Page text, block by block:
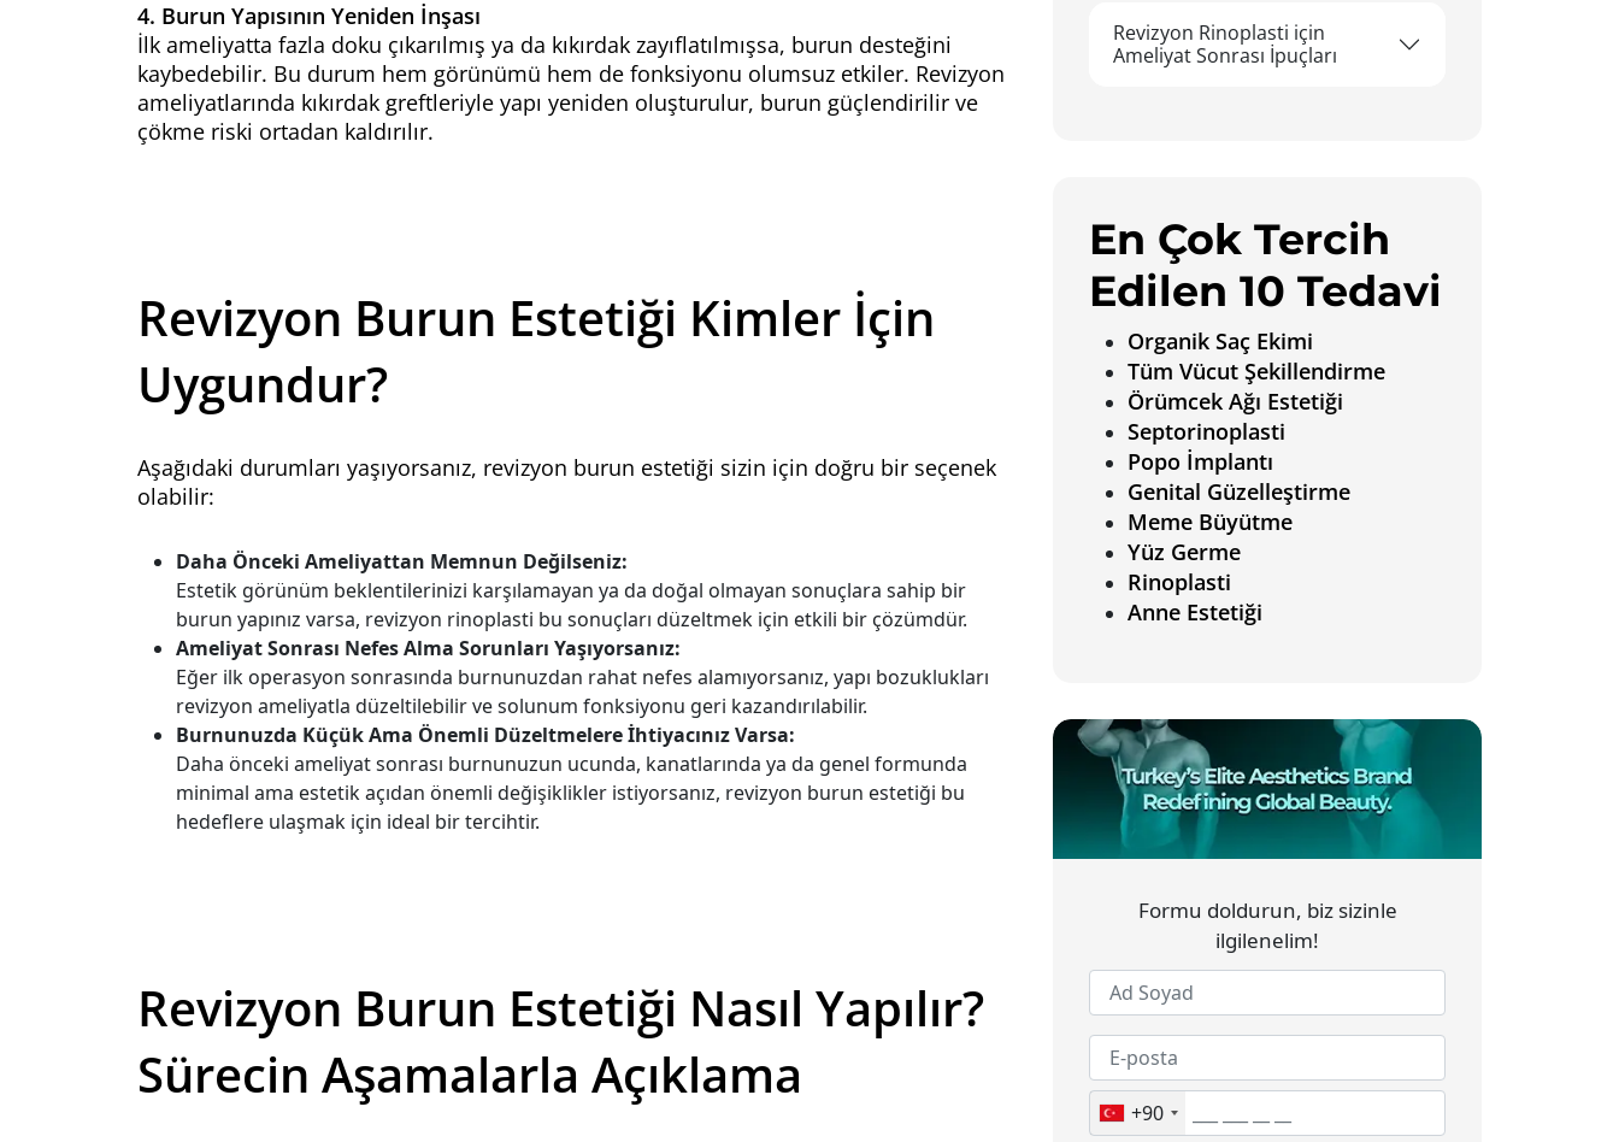
4. Burun Yapısının Yeniden İnşası
İlk ameliyatta fazla doku çıkarılmış ya da kıkırdak zayıflatılmışsa, burun desteğini
kaybedebilir. Bu durum hem görünümü hem de fonksiyonu olumsuz etkiler. Revizyon
ameliyatlarında kıkırdak greftleriyle yapı yeniden oluşturulur, burun güçlendirilir ve
çökme riski ortadan kaldırılır.
Revizyon Burun Estetiği Kimler İçin
Uygundur?
Aşağıdaki durumları yaşıyorsanız, revizyon burun estetiği sizin için doğru bir seçenek
olabilir:
Daha Önceki Ameliyattan Memnun Değilseniz:
Estetik görünüm beklentilerinizi karşılamayan ya da doğal olmayan sonuçlara sahip bir
burun yapınız varsa, revizyon rinoplasti bu sonuçları düzeltmek için etkili bir çözümdür.
Ameliyat Sonrası Nefes Alma Sorunları Yaşıyorsanız:
Eğer ilk operasyon sonrasında burnunuzdan rahat nefes alamıyorsanız, yapı bozuklukları
revizyon ameliyatla düzeltilebilir ve solunum fonksiyonu geri kazandırılabilir.
Burnunuzda Küçük Ama Önemli Düzeltmelere İhtiyacınız Varsa:
Daha önceki ameliyat sonrası burnunuzun ucunda, kanatlarında ya da genel formunda
minimal ama estetik açıdan önemli değişiklikler istiyorsanız, revizyon burun estetiği bu
hedeflere ulaşmak için ideal bir tercihtir.
Revizyon Burun Estetiği Nasıl Yapılır?
Sürecin Aşamalarla Açıklama
Revizyon Rinoplasti için
Ameliyat Sonrası İpuçları
En Çok Tercih
Edilen 10 Tedavi
Organik Saç Ekimi
Tüm Vücut Şekillendirme
Örümcek Ağı Estetiği
Septorinoplasti
Popo İmplantı
Genital Güzelleştirme
Meme Büyütme
Yüz Germe
Rinoplasti
Anne Estetiği
Formu doldurun, biz sizinle
ilgilenelim!
+90